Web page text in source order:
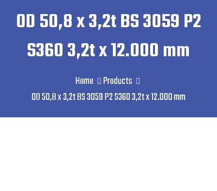
OD 50,8 x 3,2t BS 3059 P2
S360 3,2t x 12.000 mm
Home
Products
OD 50,8 x 3,2t BS 3059 P2 S360 3,2t x 12.000 mm